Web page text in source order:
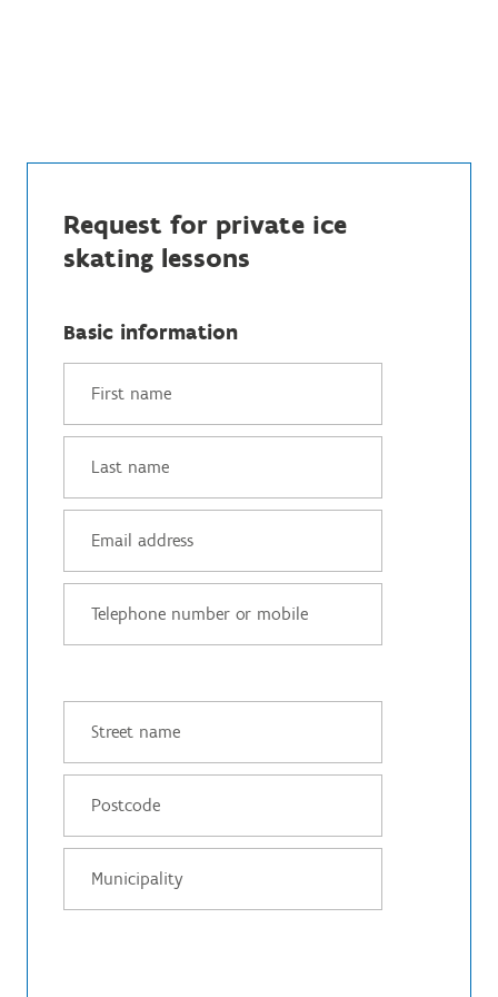
Request for private ice
skating lessons
Basic information